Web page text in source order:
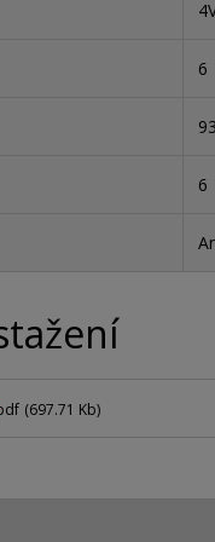
6
6
(697.71 Kb)